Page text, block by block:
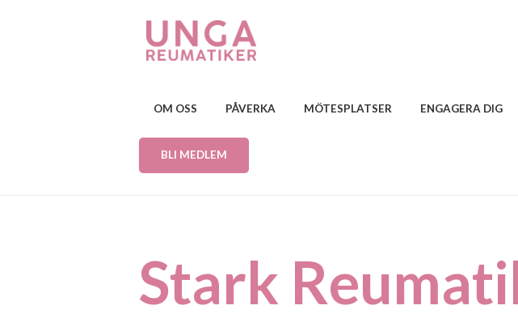
OM OSS PÅVERKA MÖTESPLATSER ENGAGERA DIG
BLI MEDLEM
Stark